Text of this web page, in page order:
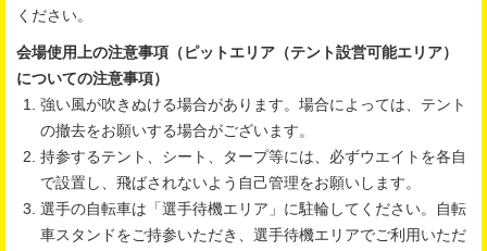
ください。
会場使用上の注意事項（ピットエリア（テント設営可能エリア）
についての注意事項）
強い風が吹きぬける場合があります。場合によっては、テント
の撤去をお願いする場合がございます。
持参するテント、シート、タープ等には、必ずウエイトを各自
で設置し、飛ばされないよう自己管理をお願いします。
選手の自転車は「選手待機エリア」に駐輪してください。自転
車スタンドをご持参いただき、選手待機エリアでご利用いただ